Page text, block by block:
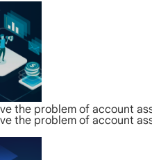
the problem of account
the problem of account